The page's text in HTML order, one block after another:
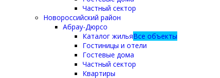
Частный сектор
Новороссийский район
Абрау-Дюрсо
Каталог жильяВсе объекты
Гостиницы и отели
Гостевые дома
Частный сектор
Квартиры